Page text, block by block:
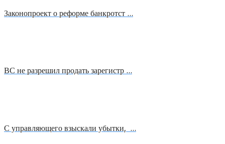
Законопроект о реформе банкротст …
ВС не разрешил продать зарегистр …
С управляющего взыскали убытки, …